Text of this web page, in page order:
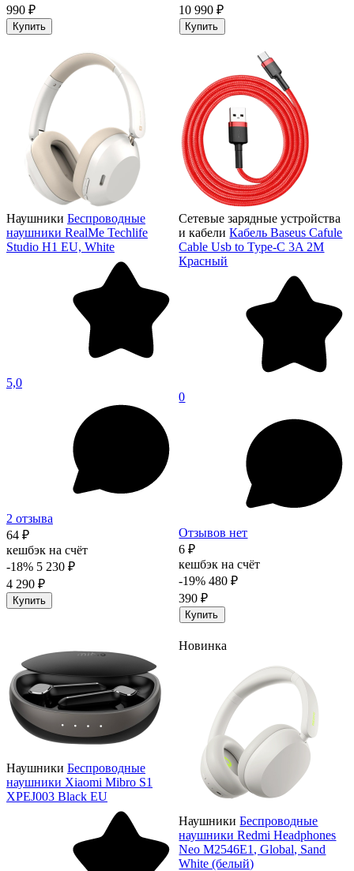
990 ₽
Купить
10 990 ₽
Купить
Наушники Беспроводные
наушники RealMe Techlife
Studio H1 EU, White
5,0
2 отзыва
64 ₽
кешбэк на счёт
-18% 5 230 ₽
4 290 ₽
Купить
Сетевые зарядные устройства
и кабели Кабель Baseus Cafule
Cable Usb to Type-C 3A 2M
Красный
0
Отзывов нет
6 ₽
кешбэк на счёт
-19% 480 ₽
390 ₽
Купить
Наушники Беспроводные
наушники Xiaomi Mibro S1
XPEJ003 Black EU
Новинка
Наушники Беспроводные
наушники Redmi Headphones
Neo M2546E1, Global, Sand
White (белый)